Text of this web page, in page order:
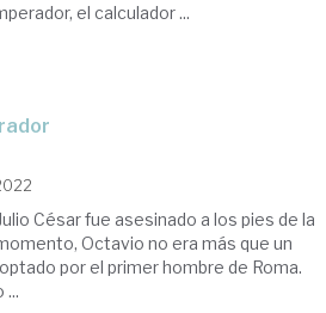
el calculador ...
César fue asesinado a los pies de la
Octavio no era más que un
por el primer hombre de Roma.
...